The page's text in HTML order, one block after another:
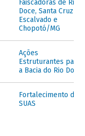
Faiscadoras de Rio
Doce, Santa Cruz do
Escalvado e
Chopotó/MG
Ações
Estruturantes para
a Bacia do Rio Doce
Fortalecimento do
SUAS